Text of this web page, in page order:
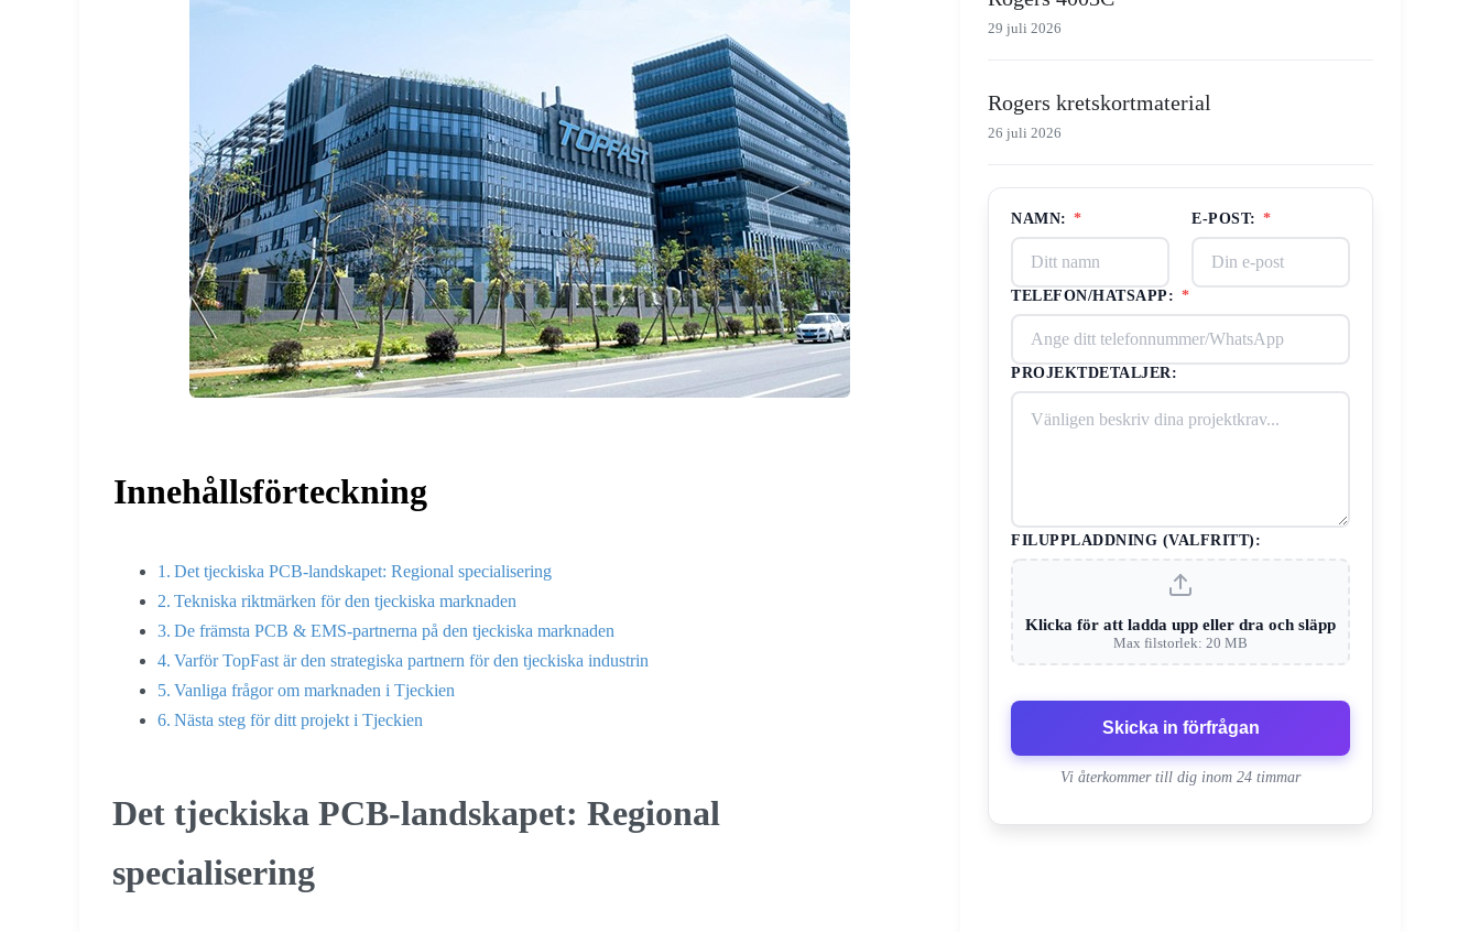
Innehållsförteckning
Det tjeckiska PCB-landskapet: Regional specialisering
Tekniska riktmärken för den tjeckiska marknaden
De främsta PCB & EMS-partnerna på den tjeckiska marknaden
Varför TopFast är den strategiska partnern för den tjeckiska industrin
Vanliga frågor om marknaden i Tjeckien
Nästa steg för ditt projekt i Tjeckien
Det tjeckiska PCB-landskapet: Regional
specialisering
29 juli 2026
Rogers kretskortmaterial
26 juli 2026
NAMN: * E-POST: *
TELEFON/HATSAPP: *
PROJEKTDETALJER:
FILUPPLADDNING (VALFRITT):
Klicka för att ladda upp eller dra och släpp
Max filstorlek: 20 MB
Skicka in förfrågan
Vi återkommer till dig inom 24 timmar